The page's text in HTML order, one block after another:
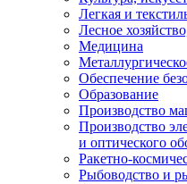
Легкая и
Лесное
Медицина
Обеспечение
Образование
Производство
Производство
и оптического
Ракетно-
Рыбоводство и